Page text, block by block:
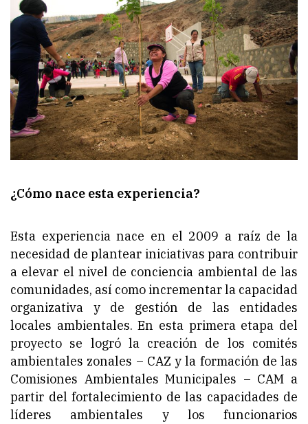
¿Cómo nace esta experiencia?
Esta experiencia nace en el 2009 a raíz de la
necesidad de plantear iniciativas para contribuir
a elevar el nivel de conciencia ambiental de las
comunidades, así como incrementar la capacidad
organizativa y de gestión de las entidades
locales ambientales. En esta primera etapa del
proyecto se logró la creación de los comités
ambientales zonales – CAZ y la formación de las
Comisiones Ambientales Municipales – CAM a
partir del fortalecimiento de las capacidades de
líderes ambientales y los funcionarios